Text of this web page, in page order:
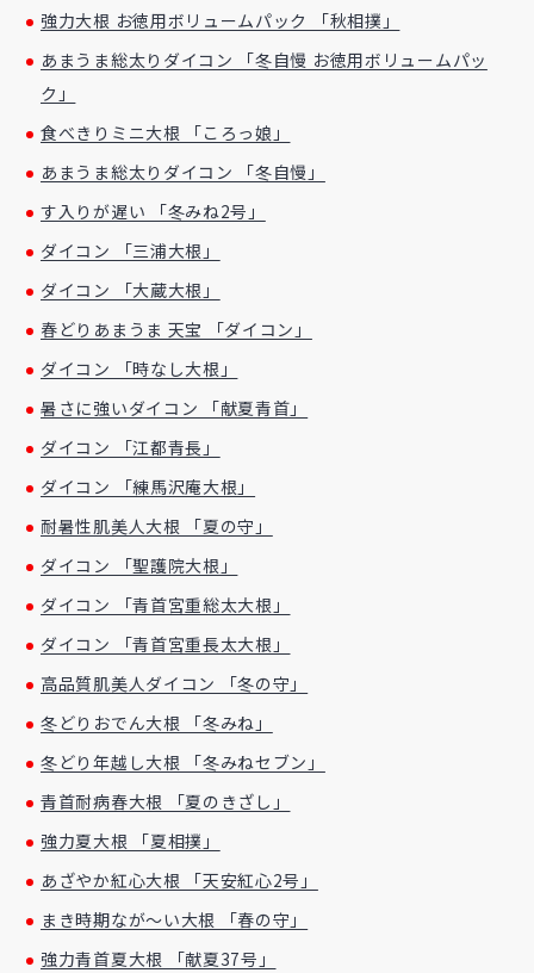
強力大根 お徳用ボリュームパック 「秋相撲」
あまうま総太りダイコン 「冬自慢 お徳用ボリュームパッ
ク」
食べきりミニ大根 「ころっ娘」
あまうま総太りダイコン 「冬自慢」
す入りが遅い 「冬みね2号」
ダイコン 「三浦大根」
ダイコン 「大蔵大根」
春どりあまうま 天宝 「ダイコン」
ダイコン 「時なし大根」
暑さに強いダイコン 「献夏青首」
ダイコン 「江都青長」
ダイコン 「練馬沢庵大根」
耐暑性肌美人大根 「夏の守」
ダイコン 「聖護院大根」
ダイコン 「青首宮重総太大根」
ダイコン 「青首宮重長太大根」
高品質肌美人ダイコン 「冬の守」
冬どりおでん大根 「冬みね」
冬どり年越し大根 「冬みねセブン」
青首耐病春大根 「夏のきざし」
強力夏大根 「夏相撲」
あざやか紅心大根 「天安紅心2号」
まき時期なが～い大根 「春の守」
強力青首夏大根 「献夏37号」